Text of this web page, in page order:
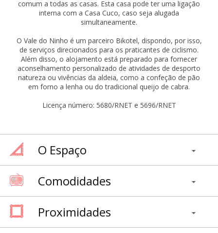
comum a todas as casas. Esta casa pode ter uma ligação
interna com a Casa Cuco, caso seja alugada
simultaneamente.
O Vale do Ninho é um parceiro Bikotel, dispondo, por isso,
de serviços direcionados para os praticantes de ciclismo.
Além disso, o alojamento está preparado para fornecer
aconselhamento personalizado de atividades de desporto
natureza ou vivências da aldeia, como a confeção de pão
em forno a lenha ou do tradicional queijo de cabra.
Licença número: 5680/RNET e 5696/RNET
O Espaço
Comodidades
Proximidades